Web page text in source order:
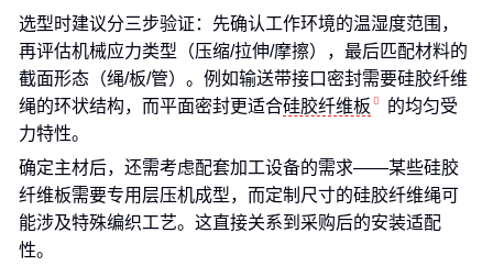
选型时建议分三步验证：先确认工作环境的温湿度范围，
再评估机械应力类型（压缩/拉伸/摩擦），最后匹配材料的
截面形态（绳/板/管）。例如输送带接口密封需要硅胶纤维
绳的环状结构，而平面密封更适合硅胶纤维板
的均匀受
力特性。
确定主材后，还需考虑配套加工设备的需求——某些硅胶
纤维板需要专用层压机成型，而定制尺寸的硅胶纤维绳可
能涉及特殊编织工艺。这直接关系到采购后的安装适配
性。